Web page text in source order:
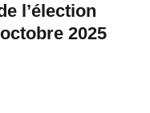
l’élection
2025